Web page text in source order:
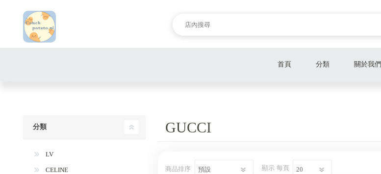
首頁 分類 關於我們
GUCCI
商品排序 顯示 每頁
分類
LV
CELINE